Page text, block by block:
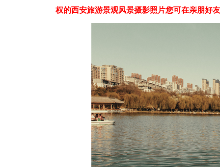
权的西安旅游景观风景摄影照片您可在亲朋好